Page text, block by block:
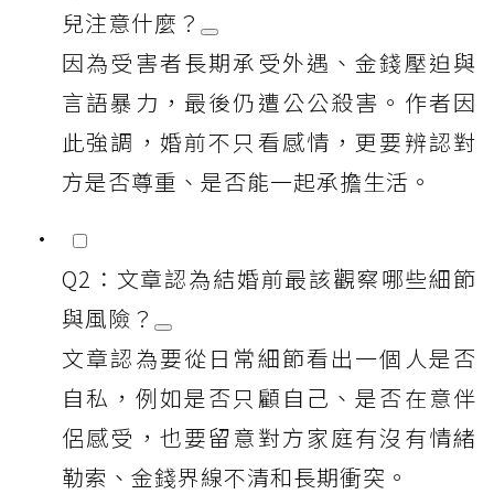
兒注意什麼？
因為受害者長期承受外遇、金錢壓迫與
言語暴力，最後仍遭公公殺害。作者因
此強調，婚前不只看感情，更要辨認對
方是否尊重、是否能一起承擔生活。
Q2：文章認為結婚前最該觀察哪些細節
與風險？
文章認為要從日常細節看出一個人是否
自私，例如是否只顧自己、是否在意伴
侶感受，也要留意對方家庭有沒有情緒
勒索、金錢界線不清和長期衝突。